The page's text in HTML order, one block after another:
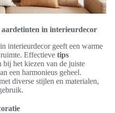
in interieurdecor
interieurdecor geeft een warme
Effectieve tips
bij het kiezen van de juiste
een harmonieus geheel.
diverse stijlen en materialen,